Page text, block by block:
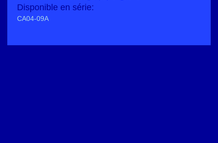
Disponible en série:
CA04-09A